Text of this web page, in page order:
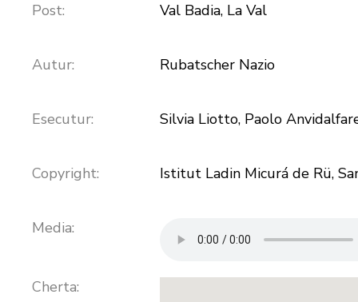
Post: Val Badia, La Val
Autur: Rubatscher Nazio
Esecutur: Silvia Liotto, Paolo
Copyright: Istitut Ladin Micurá de Rü,
Media:
Cherta: